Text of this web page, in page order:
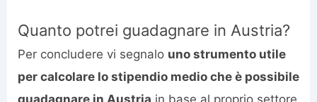
Quanto potrei guadagnare in Austria?
Per concludere vi segnalo uno strumento utile
per calcolare lo stipendio medio che è possibile
guadagnare in Austria in base al proprio settore